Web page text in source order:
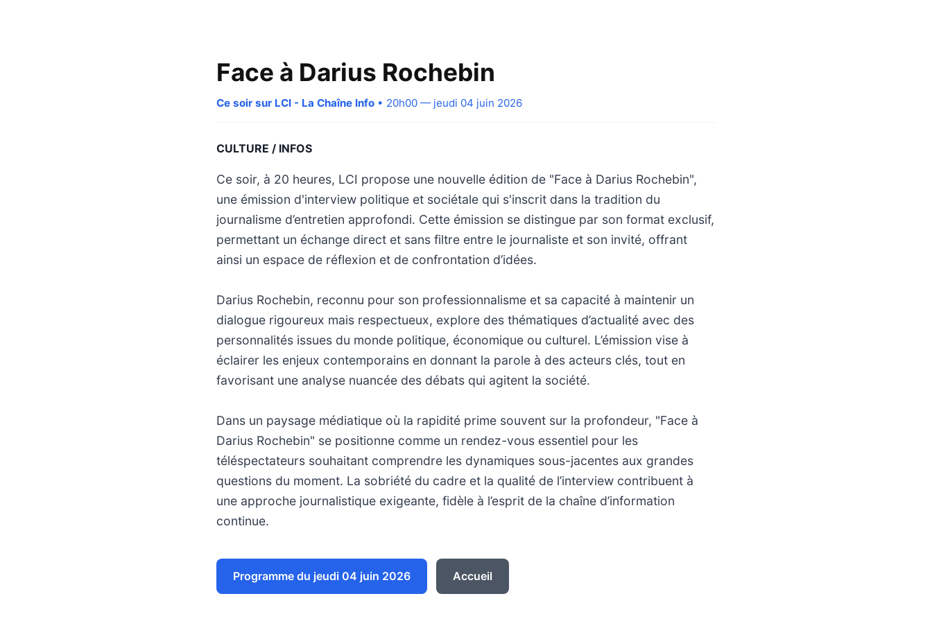
Face à Darius Rochebin
Ce soir sur LCI - La Chaîne Info • 20h00 — jeudi 04 juin 2026
CULTURE / INFOS
Ce soir, à 20 heures, LCI propose une nouvelle édition de "Face à Darius Rochebin",
une émission d'interview politique et sociétale qui s'inscrit dans la tradition du
journalisme d’entretien approfondi. Cette émission se distingue par son format exclusif,
permettant un échange direct et sans filtre entre le journaliste et son invité, offrant
ainsi un espace de réflexion et de confrontation d’idées.
Darius Rochebin, reconnu pour son professionnalisme et sa capacité à maintenir un
dialogue rigoureux mais respectueux, explore des thématiques d’actualité avec des
personnalités issues du monde politique, économique ou culturel. L’émission vise à
éclairer les enjeux contemporains en donnant la parole à des acteurs clés, tout en
favorisant une analyse nuancée des débats qui agitent la société.
Dans un paysage médiatique où la rapidité prime souvent sur la profondeur, "Face à
Darius Rochebin" se positionne comme un rendez-vous essentiel pour les
téléspectateurs souhaitant comprendre les dynamiques sous-jacentes aux grandes
questions du moment. La sobriété du cadre et la qualité de l’interview contribuent à
une approche journalistique exigeante, fidèle à l’esprit de la chaîne d’information
continue.
Programme du jeudi 04 juin 2026 Accueil